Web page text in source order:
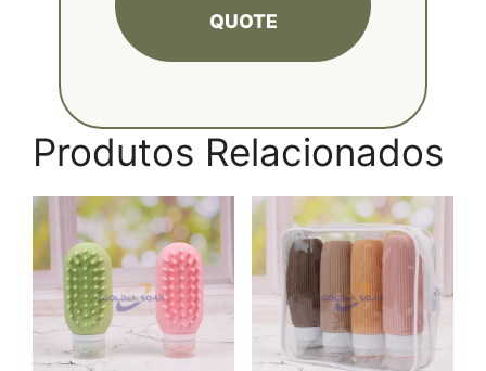
QUOTE
Produtos Relacionados